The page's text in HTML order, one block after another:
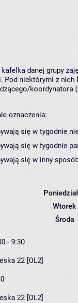
danej grupy
Pod niektórymi z nich
koordynatora
oznaczenia:
się w tygodnie
się w tygodnie
się w inny
Wtorek
Środa
- 9:30
22 [OL2]
22 [OL2]